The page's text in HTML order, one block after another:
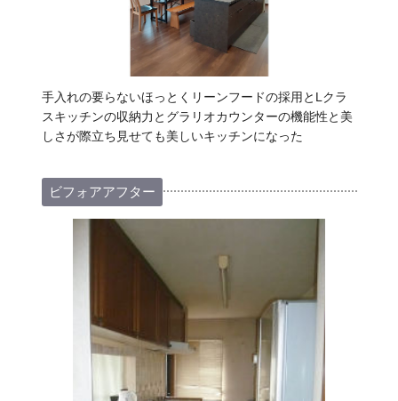
手入れの要らないほっとくリーンフードの採用とLクラ
スキッチンの収納力とグラリオカウンターの機能性と美
しさが際立ち見せても美しいキッチンになった
ビフォアアフター